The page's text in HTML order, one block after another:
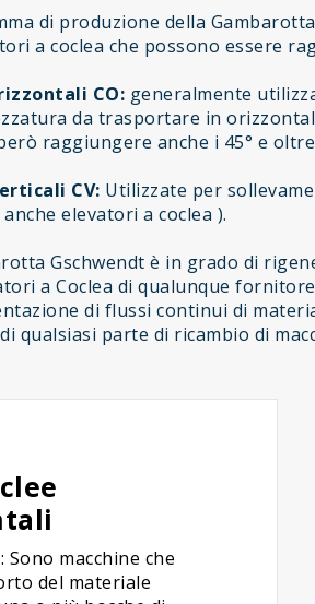
di produzione della
a coclea che possono essere
CO: generalmente
da trasportare in
raggiungere anche i 45° e
CV: Utilizzate per
elevatori a coclea ).
Gschwendt è in grado di
a Coclea di qualunque
di flussi continui di
qualsiasi parte di ricambio di
Sono macchine che
del materiale